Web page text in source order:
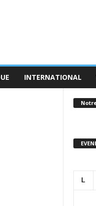
INTERNATIONAL
L